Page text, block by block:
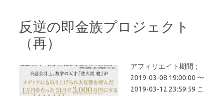
反逆の即金族プロジェクト
（再）
アフィリエイト期間；
2019-03-08 19:00:00 〜
2019-03-12 23:59:59 こ